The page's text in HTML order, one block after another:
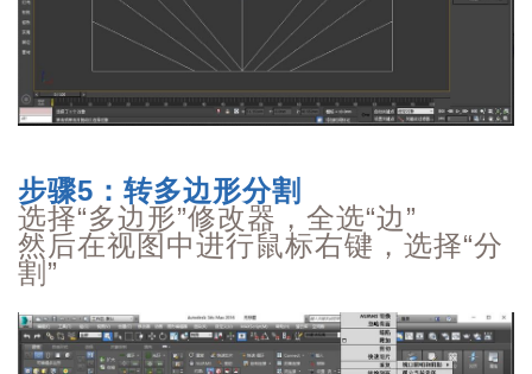
步骤5：转多边形分割
选择“多边形”修改器，全选“边”
然后在视图中进行鼠标右键，选择“分
割 ”